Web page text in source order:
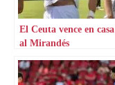
El Ceuta vence en casa
al Mirandés